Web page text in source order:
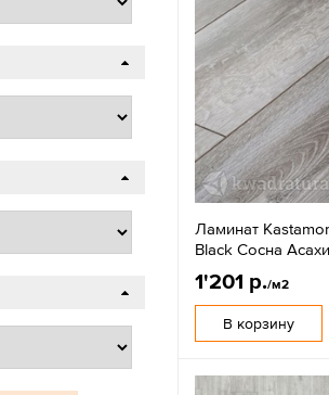
Ламинат
Black Сосна
1'201 р./м2
В корзину